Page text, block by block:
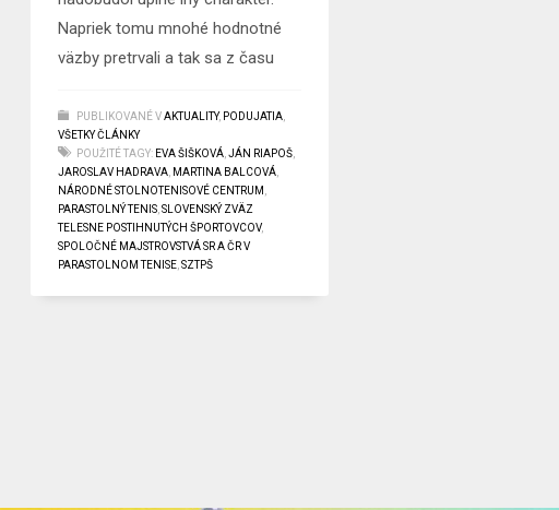
Napriek tomu mnohé hodnotné
väzby pretrvali a tak sa z času
PUBLIKOVANÉ V AKTUALITY, PODUJATIA,
VŠETKY ČLÁNKY
POUŽITÉ TAGY: EVA ŠIŠKOVÁ,JÁN RIAPOŠ,
JAROSLAV HADRAVA, MARTINA BALCOVÁ,
NÁRODNÉ STOLNOTENISOVÉ CENTRUM ,
PARASTOLNÝ TENIS,SLOVENSKÝ ZVÄZ
TELESNE POSTIHNUTÝCH ŠPORTOVCOV,
SPOLOČNÉ MAJSTROVSTVÁ SR A ČR V
PARASTOLNOM TENISE,SZTPŠ